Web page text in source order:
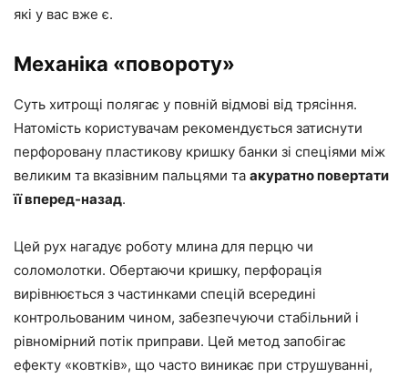
які у вас вже є.
Механіка «повороту»
Суть хитрощі полягає у повній відмові від трясіння.
Натомість користувачам рекомендується затиснути
перфоровану пластикову кришку банки зі спеціями між
великим та вказівним пальцями та акуратно повертати
її вперед-назад.
Цей рух нагадує роботу млина для перцю чи
соломолотки. Обертаючи кришку, перфорація
вирівнюється з частинками спецій всередині
контрольованим чином, забезпечуючи стабільний і
рівномірний потік приправи. Цей метод запобігає
ефекту «ковтків», що часто виникає при струшуванні,